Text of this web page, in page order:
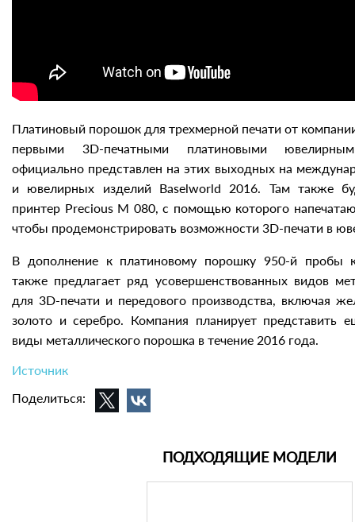
Платиновый порошок для трехмерной печати от
первыми 3D-печатными платиновыми
официально представлен на этих выходных на
и ювелирных изделий Baselworld 2016. Там также
принтер Precious M 080, с помощью которого
чтобы продемонстрировать возможности 3D-печати в
В дополнение к платиновому порошку 950-й пробы
также предлагает ряд усовершенствованных видов
для 3D-печати и передового производства, включая
золото и серебро. Компания планирует представить
виды металлического порошка в течение 2016 года.
Источник
Поделиться:
ПОДХОДЯЩИЕ МОДЕЛИ